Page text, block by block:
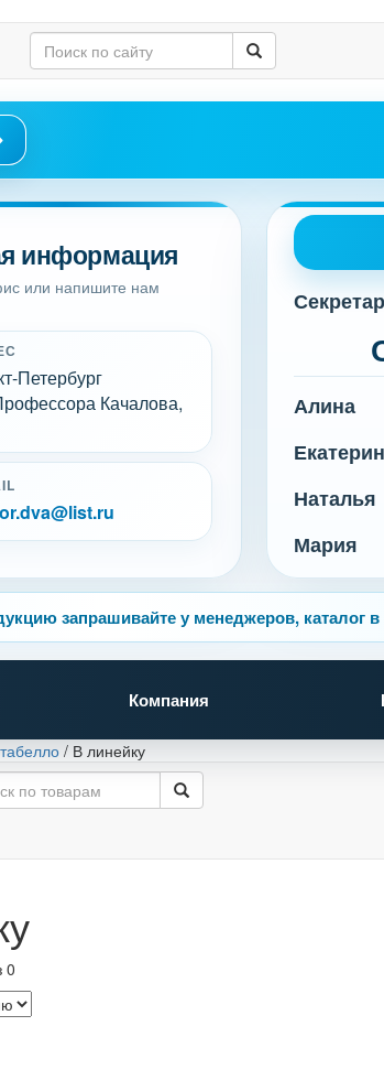
информация
или напишите нам
Петербург
Качалова,
Алина
Наталья
Мария
запрашивайте у менеджеров, каталог
Компания
/ В линейку
0